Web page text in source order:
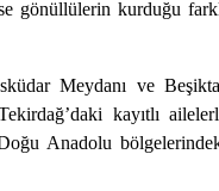
gönüllülerin kurduğu
Meydanı ve
kayıtlı
Anadolu